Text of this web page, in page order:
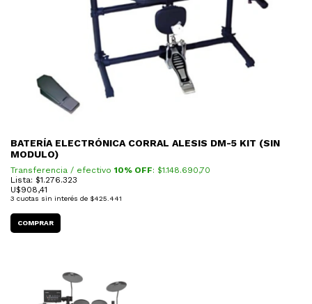
BATERÍA ELECTRÓNICA CORRAL ALESIS DM-5 KIT (SIN
MODULO)
Transferencia / efectivo 10% OFF: $1.148.690,70
Lista: $1.276.323
U$908,41
3 cuotas sin interés de $425.441